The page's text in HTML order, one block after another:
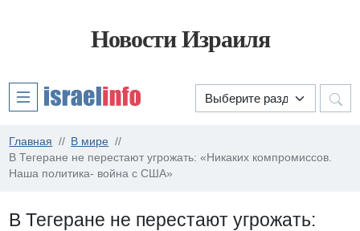
Новости Израиля
Главная
В мире
В Тегеране не перестают угрожать: «Никаких компромиссов.
Наша политика- война с США»
В Тегеране не перестают угрожать: